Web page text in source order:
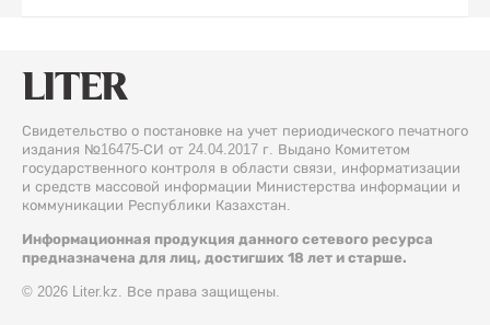
Свидетельство о постановке на учет периодического печатного
издания №16475-СИ от 24.04.2017 г. Выдано Комитетом
государственного контроля в области связи, информатизации
и средств массовой информации Министерства информации и
коммуникации Республики Казахстан.
Информационная продукция данного сетевого ресурса
предназначена для лиц, достигших 18 лет и старше.
© 2026 Liter.kz. Все права защищены.